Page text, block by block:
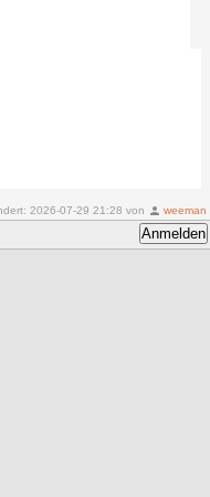
2026-07-29 21:28 von weeman
Anmelden